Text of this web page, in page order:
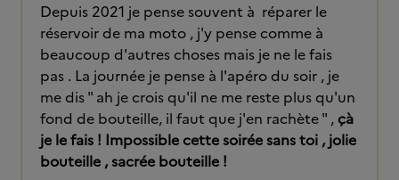
Depuis 2021 je pense souvent à réparer le
réservoir de ma moto , j'y pense comme à
beaucoup d'autres choses mais je ne le fais
pas . La journée je pense à l'apéro du soir , je
me dis " ah je crois qu'il ne me reste plus qu'un
fond de bouteille, il faut que j'en rachète " , çà
je le fais ! Impossible cette soirée sans toi , jolie
bouteille , sacrée bouteille !